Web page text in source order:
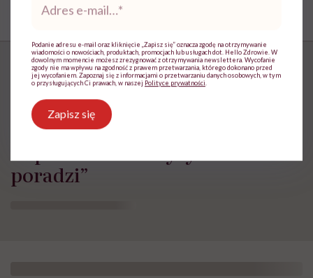
„Opieka skoncentrowana na
rodzinie to jest coś, bez czego
poradzi”
mail*
Podanie adresu e-mail oraz kliknięcie „Zapisz się” oznacza zgodę na otrzymywanie
wiadomości o nowościach, produktach, promocjach lub usługach dot. Hello Zdrowie. W
dowolnym momencie możesz zrezygnować z otrzymywania newslettera. Wycofanie
zgody nie ma wpływu na zgodność z prawem przetwarzania, którego dokonano przed
jej wycofaniem. Zapoznaj się z informacjami o przetwarzaniu danych osobowych, w tym
o przysługujących Ci prawach, w naszej Polityce prywatności
Zapisz się